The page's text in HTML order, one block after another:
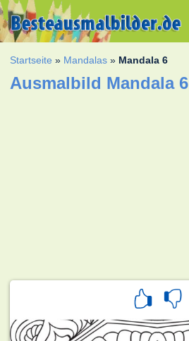
Startseite » Mandalas » Mandala 6
Ausmalbild Mandala 6